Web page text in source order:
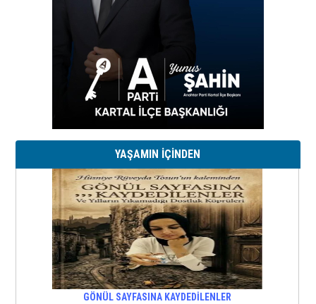
YAŞAMIN İÇİNDEN
GÖNÜL SAYFASINA KAYDEDİLENLER